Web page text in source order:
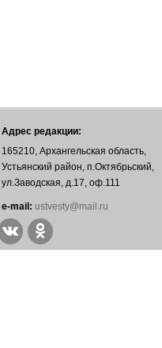
Адрес редакции:
165210, Архангельская область,
Устьянский район, п.Октябрьский,
ул.Заводская, д.17, оф.111
е-mail: ustvesty@mail.ru